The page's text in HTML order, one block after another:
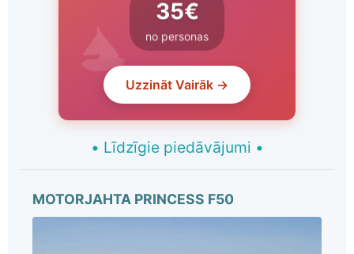
35€
no personas
Uzzināt Vairāk →
• Līdzīgie piedāvājumi •
MOTORJAHTA PRINCESS F50